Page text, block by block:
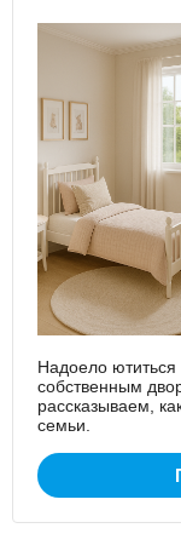
Надоело
собственным
рассказываем,
семьи.